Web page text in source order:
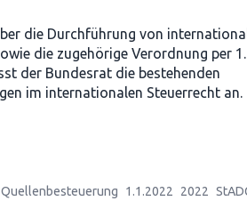
die Durchführung von
die zugehörige Verordnung per 1.
der Bundesrat die bestehenden
im internationalen Steuerrecht an.
Quellenbesteuerung 1.1.2022 2022